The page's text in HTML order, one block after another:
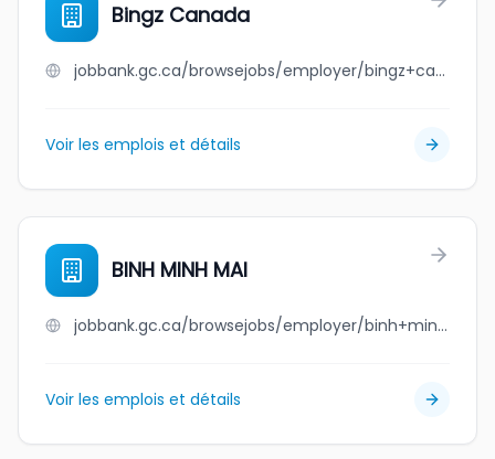
Bingz Canada
jobbank.gc.ca/browsejobs/employer/bingz+canada/ca
Voir les emplois et détails
BINH MINH MAI
jobbank.gc.ca/browsejobs/employer/binh+minh+mai/ca
Voir les emplois et détails